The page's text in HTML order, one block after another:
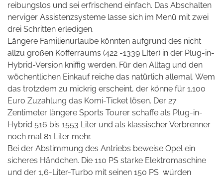
reibungslos und sei erfrischend einfach. Das Abschalten
nerviger Assistenzsysteme lasse sich im Menü mit zwei
drei Schritten erledigen.
Längere Familienurlaube könnten aufgrund des nicht
allzu großen Kofferraums (422 -1339 LIter) in der Plug-in-
Hybrid-Version kniffig werden. Für den Alltag und den
wöchentlichen Einkauf reiche das natürlich allemal. Wem
das trotzdem zu mickrig erscheint, der könne für 1.100
Euro Zuzahlung das Komi-Ticket lösen. Der 27
Zentimeter längere Sports Tourer schaffe als Plug-in-
Hybrid 516 bis 1553 Liter und als klassischer Verbrenner
noch mal 81 Liter mehr.
Bei der Abstimmung des Antriebs beweise Opel ein
sicheres Händchen. Die 110 PS starke Elektromaschine
und der 1,6-Liter-Turbo mit seinen 150 PS würden